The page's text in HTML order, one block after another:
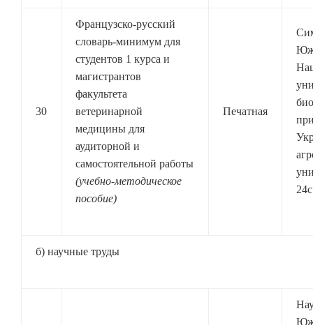
30
Французско-русский
словарь-минимум для
студентов 1 курса и
магистрантов
факультета
ветеринарной
медицины для
аудиторной и
самостоятельной работы
(учебно-методическое
пособие)
Печатная
б) научные труды